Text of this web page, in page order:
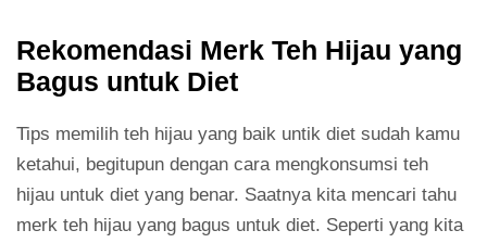
Rekomendasi Merk Teh Hijau yang
Bagus untuk Diet
Tips memilih teh hijau yang baik untik diet sudah kamu
ketahui, begitupun dengan cara mengkonsumsi teh
hijau untuk diet yang benar. Saatnya kita mencari tahu
merk teh hijau yang bagus untuk diet. Seperti yang kita